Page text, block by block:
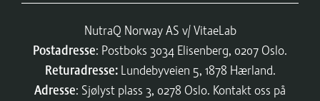
NutraQ Norway AS v/ VitaeLab
Postadresse: Postboks 3034 Elisenberg, 0207 Oslo.
Returadresse:Lundebyveien 5, 1878 Hærland.
Adresse: Sjølyst plass 3, 0278 Oslo. Kontakt oss på